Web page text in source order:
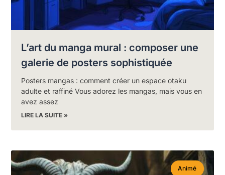
L’art du manga mural : composer une
galerie de posters sophistiquée
Posters mangas : comment créer un espace otaku
adulte et raffiné Vous adorez les mangas, mais vous en
avez assez
LIRE LA SUITE »
Animé